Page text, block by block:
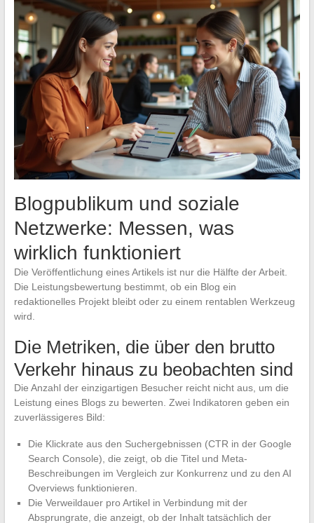
Blogpublikum und soziale
Netzwerke: Messen, was
wirklich funktioniert
Die Veröffentlichung eines Artikels ist nur die Hälfte der Arbeit.
Die Leistungsbewertung bestimmt, ob ein Blog ein
redaktionelles Projekt bleibt oder zu einem rentablen Werkzeug
wird.
Die Metriken, die über den brutto
Verkehr hinaus zu beobachten sind
Die Anzahl der einzigartigen Besucher reicht nicht aus, um die
Leistung eines Blogs zu bewerten. Zwei Indikatoren geben ein
zuverlässigeres Bild:
Die Klickrate aus den Suchergebnissen (CTR in der Google
Search Console), die zeigt, ob die Titel und Meta-
Beschreibungen im Vergleich zur Konkurrenz und zu den AI
Overviews funktionieren.
Die Verweildauer pro Artikel in Verbindung mit der
Absprungrate, die anzeigt, ob der Inhalt tatsächlich der